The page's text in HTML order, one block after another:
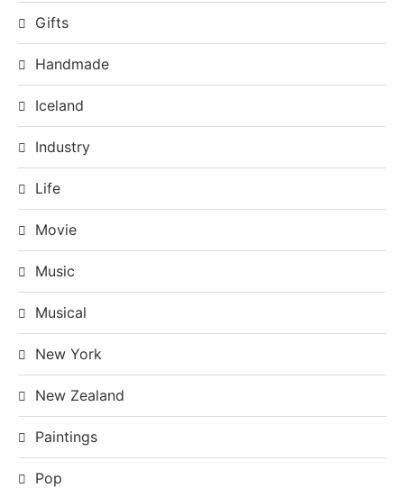
Gifts
Handmade
Iceland
Industry
Life
Movie
Music
Musical
New York
New Zealand
Paintings
Pop